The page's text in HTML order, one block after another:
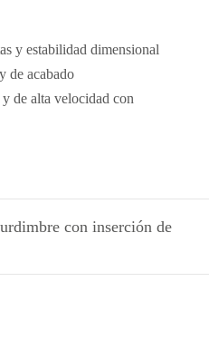
y estabilidad dimensional
de acabado
de alta velocidad con
con inserción de